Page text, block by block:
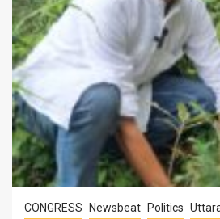
CONGRESS Newsbeat Politics